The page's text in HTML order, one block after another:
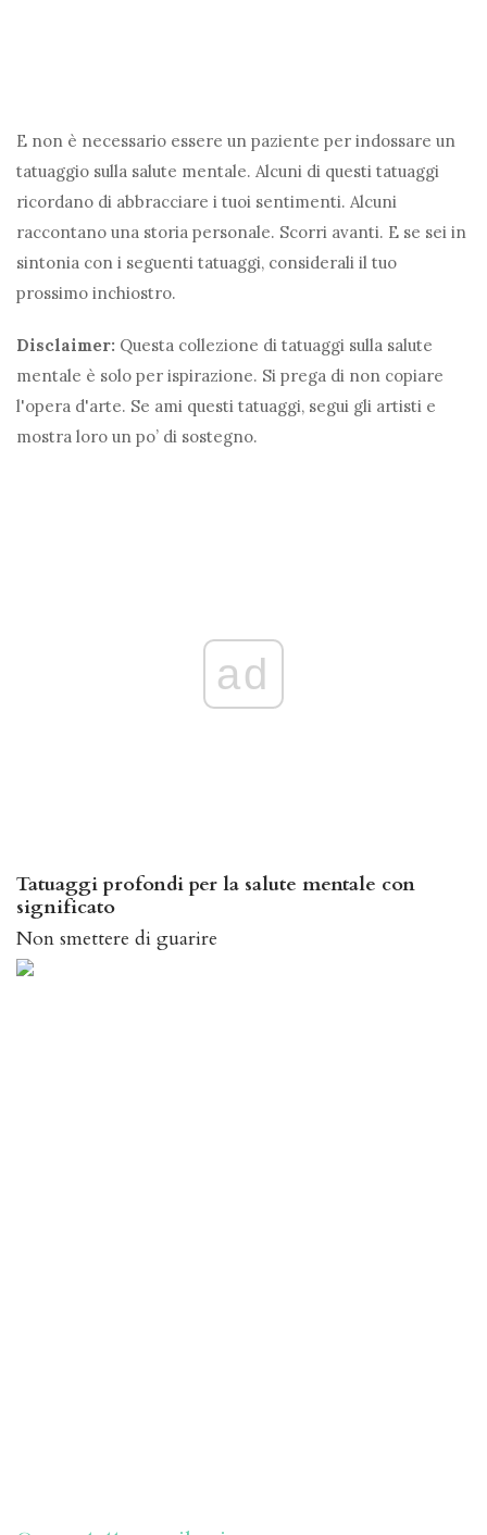
E non è necessario essere un paziente per indossare un
tatuaggio sulla salute mentale. Alcuni di questi tatuaggi
ricordano di abbracciare i tuoi sentimenti. Alcuni
raccontano una storia personale. Scorri avanti. E se sei in
sintonia con i seguenti tatuaggi, considerali il tuo
prossimo inchiostro.
Disclaimer: Questa collezione di tatuaggi sulla salute
mentale è solo per ispirazione. Si prega di non copiare
l'opera d'arte. Se ami questi tatuaggi, segui gli artisti e
mostra loro un po’ di sostegno.
ad
Tatuaggi profondi per la salute mentale con
significato
Non smettere di guarire